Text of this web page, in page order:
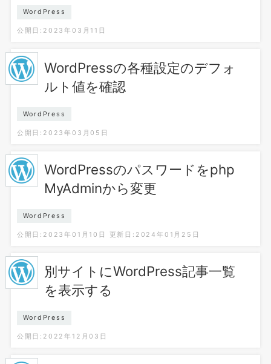
WordPress
公開日:2023年03月11日
WordPressの各種設定のデフォ
ルト値を確認
WordPress
公開日:2023年03月05日
WordPressのパスワードをphp
MyAdminから変更
WordPress
公開日:2023年01月10日 更新日:2024年01月25日
別サイトにWordPress記事一覧
を表示する
WordPress
公開日:2022年12月03日